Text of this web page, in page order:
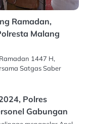
Ramadan,
Malang
1447 H,
Satgas Saber
Polres
Gabungan